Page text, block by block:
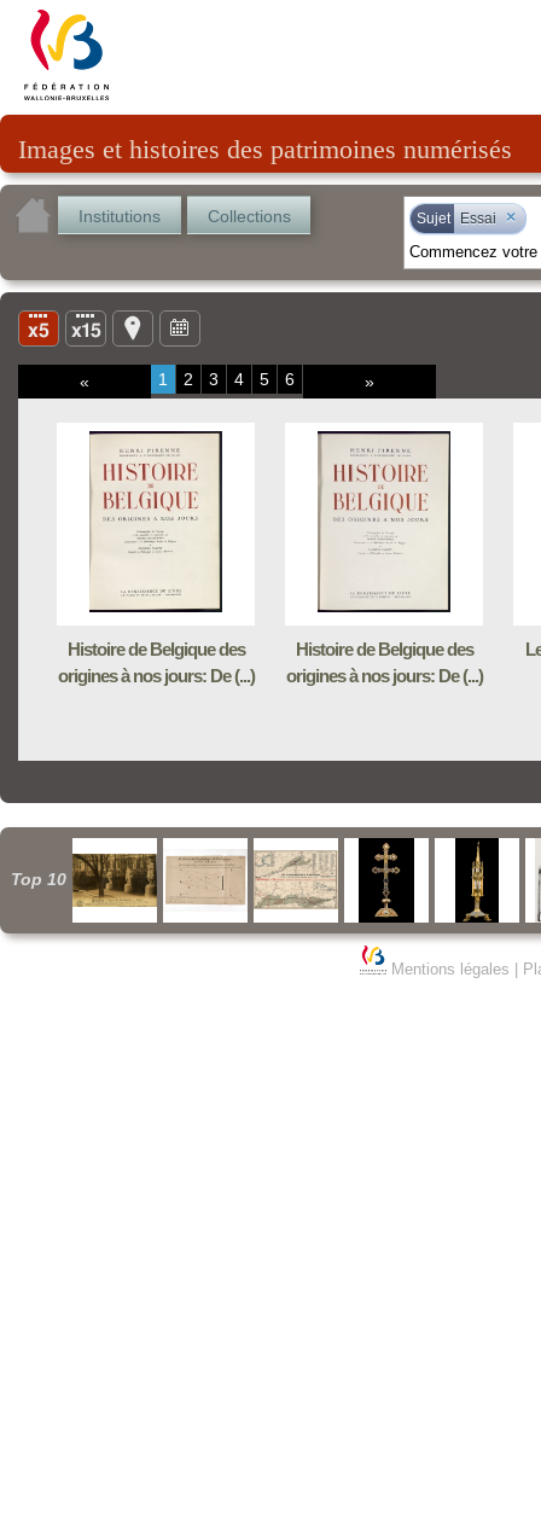
Images et histoires des patrimoines numérisés
Institutions Collections Sujet Essai ×
« 1 2 3 4 5 6 »
Histoire de Belgique des
origines à nos jours: De (...)
Histoire de Belgique des
origines à nos jours: De (...)
Top 10
Mentions légales